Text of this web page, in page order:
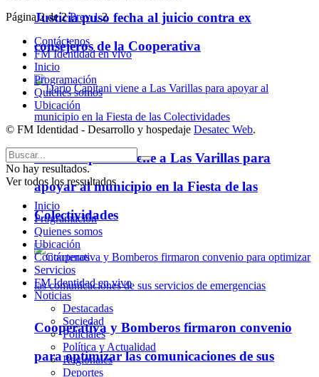
Justicia puso fecha al juicio contra ex
consejeros de la Cooperativa
Darío Capitani viene a Las Varillas para
apoyar al municipio en la Fiesta de las
Colectividades
Cooperativa y Bomberos firmaron convenio
para optimizar las comunicaciones de sus
Página 2 de 2 Prev 1 2
Contáctenos
FM Identidad en vivo
Inicio
Programación
Quienes somos
Ubicación
© FM Identidad - Desarrollo y hospedaje Desatec Web.
No hay resultados.
Ver todos los ressultados
Inicio
Programación
Quienes somos
Ubicación
Contáctenos
Servicios
FM Identidad en vivo
Noticias
Destacadas
Sociedad
Policiales
Política y Actualidad
Regionales
Deportes